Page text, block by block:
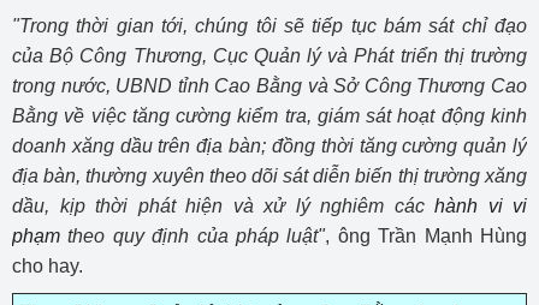
"Trong thời gian tới, chúng tôi sẽ tiếp tục bám sát chỉ đạo
của Bộ Công Thương, Cục Quản lý và Phát triển thị trường
trong nước, UBND tỉnh Cao Bằng và Sở Công Thương Cao
Bằng về việc tăng cường kiểm tra, giám sát hoạt động kinh
doanh xăng dầu trên địa bàn; đồng thời tăng cường quản lý
địa bàn, thường xuyên theo dõi sát diễn biến thị trường xăng
dầu, kịp thời phát hiện và xử lý nghiêm các hành vi vi
phạm theo quy định của pháp luật", ông Trần Mạnh Hùng
cho hay.